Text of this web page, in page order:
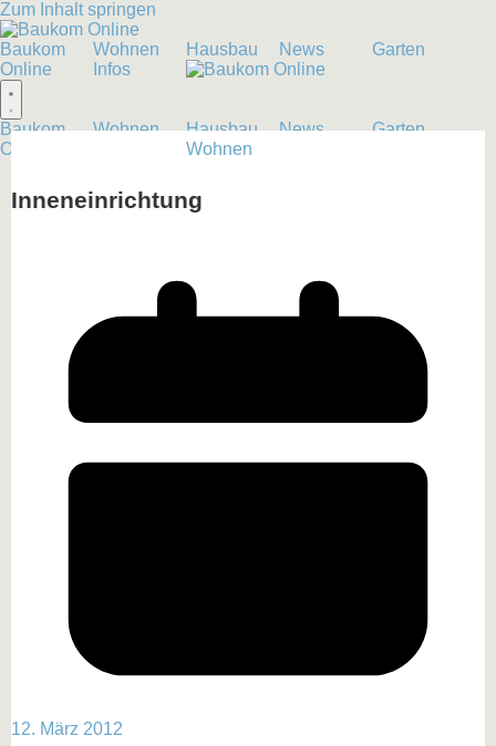
Zum Inhalt springen
Baukom
Online
Wohnen Hausbau News
Garten
Infos
Baukom
Online
Wohnen Hausbau News
Garten
Wohnen
Inneneinrichtung
12. März 2012